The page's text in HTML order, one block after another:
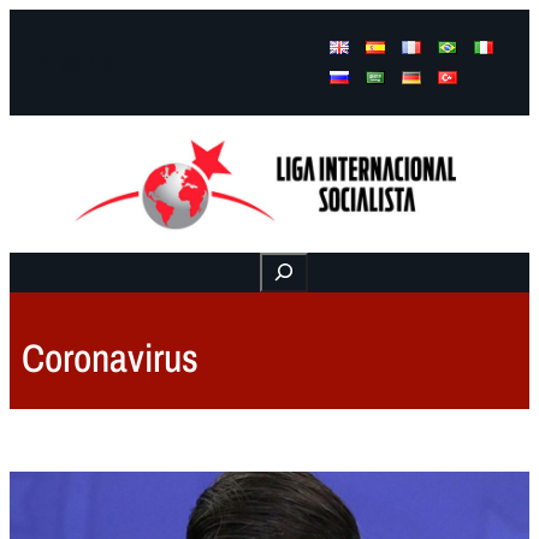
Buscar
Coronavirus